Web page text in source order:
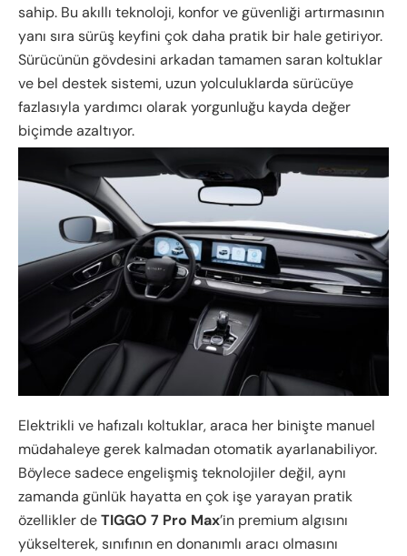
sahip. Bu akıllı teknoloji, konfor ve güvenliği artırmasının
yanı sıra sürüş keyfini çok daha pratik bir hale getiriyor.
Sürücünün gövdesini arkadan tamamen saran koltuklar
ve bel destek sistemi, uzun yolculuklarda sürücüye
fazlasıyla yardımcı olarak yorgunluğu kayda değer
biçimde azaltıyor.
Elektrikli ve hafızalı koltuklar, araca her binişte manuel
müdahaleye gerek kalmadan otomatik ayarlanabiliyor.
Böylece sadece engelişmiş teknolojiler değil, aynı
zamanda günlük hayatta en çok işe yarayan pratik
özellikler deTIGGO 7 Pro Max’in premium algısını
yükselterek, sınıfının en donanımlı aracı olmasını